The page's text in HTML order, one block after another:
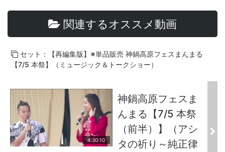
関連するオススメ動画
セット：【再編集版】※単品販売 神鍋高原フェスまんまる
【7/5 本祭】（ミュージック＆トークショー）
4:30:10
神鍋高原フェスま
んまる【7/5 本祭
（前半）】（アシ
タの祈り～純正律